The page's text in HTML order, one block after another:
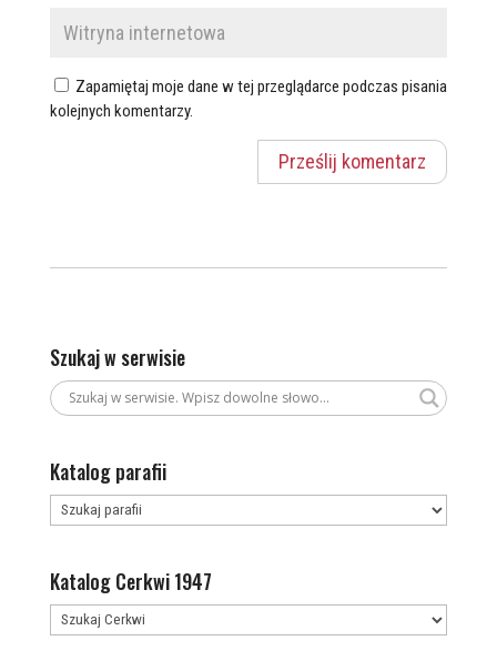
Zapamiętaj moje dane w tej przeglądarce podczas pisania
kolejnych komentarzy.
Szukaj w serwisie
Katalog parafii
Katalog Cerkwi 1947